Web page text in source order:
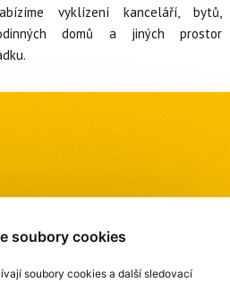
soubory cookies
soubory cookies a další sledovací
vyklízení kanceláří, bytů,
domů a jiných prostor